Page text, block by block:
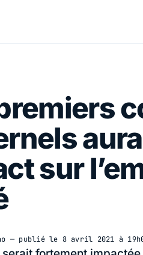
sur
— publié le 8 avril 2021 à